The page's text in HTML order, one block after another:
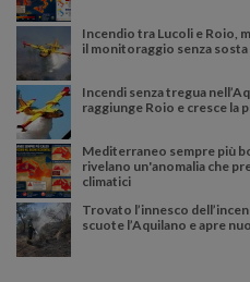
Incendio tra Lucoli e Roio,
il monitoraggio senza
Incendi senza tregua
raggiunge Roio e cresce la
Mediterraneo sempre più
rivelano un'anomalia che
climatici
Trovato l’innesco
scuote l’Aquilano e apre